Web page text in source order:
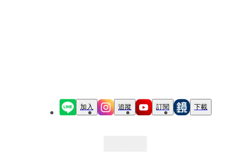
加入 追蹤 訂閱 下載